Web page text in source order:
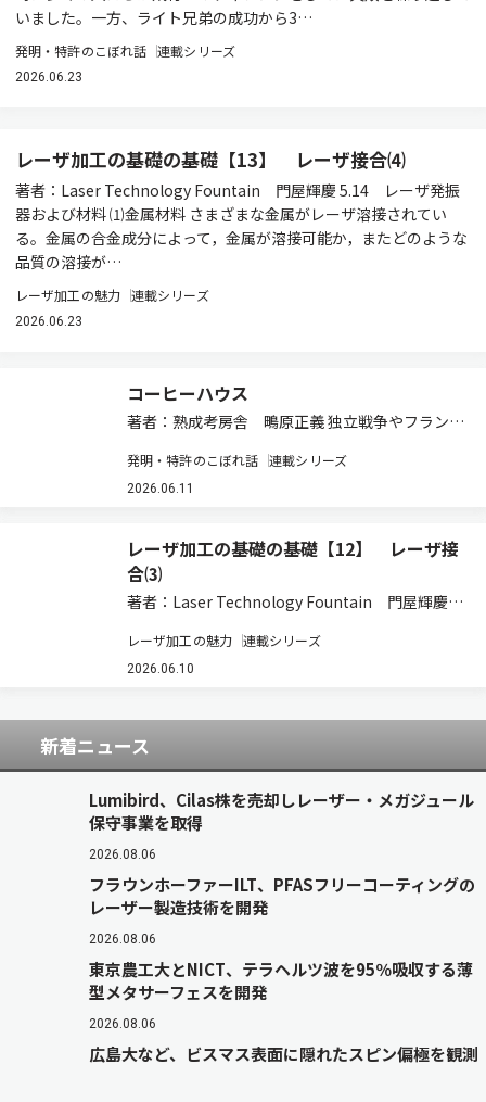
いました。一方、ライト兄弟の成功から3…
発明・特許のこぼれ話 連載シリーズ
2026.06.23
レーザ加工の基礎の基礎【13】 レーザ接合⑷
著者：Laser Technology Fountain 門屋輝慶 5.14 レーザ発振
器および材料 ⑴金属材料 さまざまな金属がレーザ溶接されてい
る。金属の合金成分によって，金属が溶接可能か，またどのような
品質の溶接が…
レーザ加工の魅力 連載シリーズ
2026.06.23
コーヒーハウス
著者：熟成考房舎 鴫原正義 独立戦争やフランス
まな形での交流の場を作ることができます。しか
し、インターネットのような技術が生まれる前は
発明・特許のこぼれ話 連載シリーズ
2026.06.11
レーザ加工の基礎の基礎【12】 レーザ接
合⑶
著者：Laser Technology Fountain 門屋輝慶
と深さは，溶接断面を表すものであり，溶接断面
は溶接継手部の強さを決定する。この理由によっ
レーザ加工の魅力 連載シリーズ
2026.06.10
新着ニュース
Lumibird、Cilas株を売却しレーザー・メガジュール
保守事業を取得
2026.08.06
フラウンホーファーILT、PFASフリーコーティングの
レーザー製造技術を開発
2026.08.06
東京農工大とNICT、テラヘルツ波を95％吸収する薄
型メタサーフェスを開発
2026.08.06
広島大など、ビスマス表面に隠れたスピン偏極を観測